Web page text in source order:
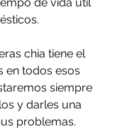
chia tiene el
en todos esos
siempre
y darles una
problemas.